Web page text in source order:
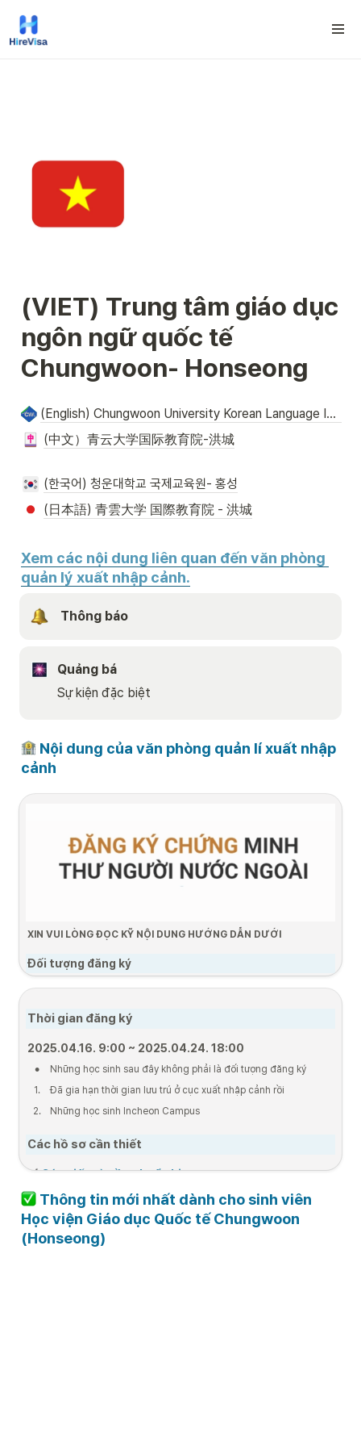
(VIET) Trung tâm giáo dục
ngôn ngữ quốc tế
Chungwoon- Honseong
(English) Chungwoon University Korean Language Institute (Hongseong Campus)
(中文）青云大学国际教育院-洪城
(한국어) 청운대학교 국제교육원- 홍성
(日本語) 青雲大学 国際教育院 - 洪城
Xem các nội dung liên quan đến văn phòng
quản lý xuất nhập cảnh.
Thông báo
Quảng bá
Sự kiện đặc biệt
Nội dung của văn phòng quản lí xuất nhập
cảnh
XIN VUI LÒNG ĐỌC KỸ NỘI DUNG HƯỚNG DẪN DƯỚI
Đối tượng đăng ký
•
1. Chuẩn bị hồ
2. Thời gian
đăng ký
3. Nộp hồ sơ bổ
sung
18:00
Thời gian đăng ký
2025.04.16. 9:00 ~ 2025.04.24. 18:00
•
Những học sinh sau đây không phải là đối tượng đăng ký
1.
Đã gia hạn thời gian lưu trú ở cục xuất nhập cảnh rồi
2. Những học sinh Incheon Campus
Các hồ sơ cần thiết
Các giấy tờ cần chuẩn bị:
Giấy tờ cần thiết:
1.
Giấy tờ cư trú
2. Giấy xác nhận đang học tại trường
Thông tin mới nhất dành cho sinh viên
Học viện Giáo dục Quốc tế Chungwoon
(Honseong)